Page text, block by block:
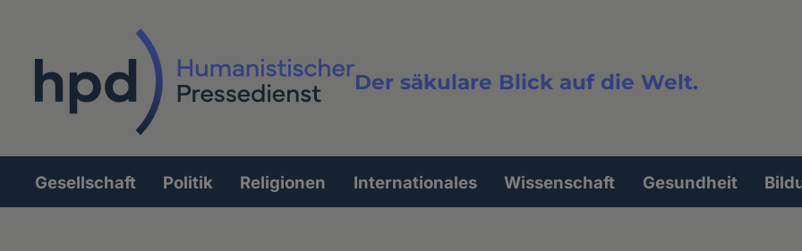
Der säkulare Blick auf die Welt.
Volltextsuche
Hauptnavigation
Gesellschaft Politik Religionen Internationales Wissenschaft Gesundheit